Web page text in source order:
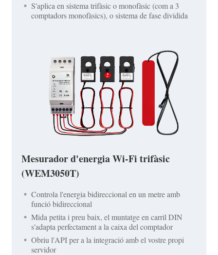
S'aplica en sistema trifàsic o monofàsic (com a 3
comptadors monofàsics), o sistema de fase dividida
Mesurador d'energia Wi-Fi trifàsic
(WEM3050T)
Controla l'energia bidireccional en un metre amb
funció bidireccional
Mida petita i preu baix, el muntatge en carril DIN
s'adapta perfectament a la caixa del comptador
Obriu l'API per a la integració amb el vostre propi
servidor